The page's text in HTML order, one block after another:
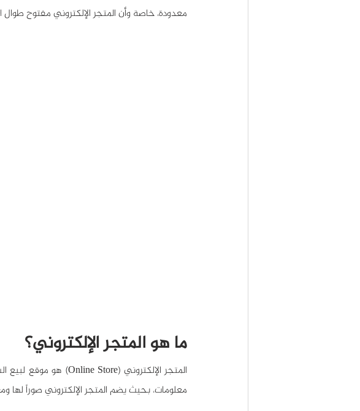
معدودة، خاصة وأن المتجر الإلكتروني مفتوح طوال
ما هو المتجر الإلكتروني؟
معلومات، بحيث يضم المتجر الإلكتروني صوراً لها